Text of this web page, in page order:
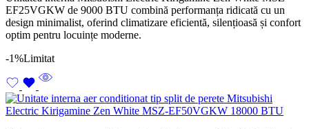
EF25VGKW de 9000 BTU combină performanța ridicată cu un
design minimalist, oferind climatizare eficientă, silențioasă și confort
optim pentru locuințe moderne.
-1%Limitat